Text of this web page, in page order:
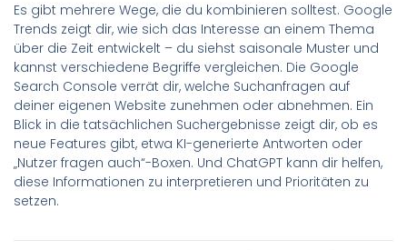
Es gibt mehrere Wege, die du kombinieren solltest. Google
Trends zeigt dir, wie sich das Interesse an einem Thema
über die Zeit entwickelt – du siehst saisonale Muster und
kannst verschiedene Begriffe vergleichen. Die Google
Search Console verrät dir, welche Suchanfragen auf
deiner eigenen Website zunehmen oder abnehmen. Ein
Blick in die tatsächlichen Suchergebnisse zeigt dir, ob es
neue Features gibt, etwa KI-generierte Antworten oder
„Nutzer fragen auch“-Boxen. Und ChatGPT kann dir helfen,
diese Informationen zu interpretieren und Prioritäten zu
setzen.